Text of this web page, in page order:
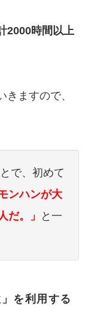
2000時間以上
ますので、
で、初めて
ンハンが大
だ。」
と一
を利用する